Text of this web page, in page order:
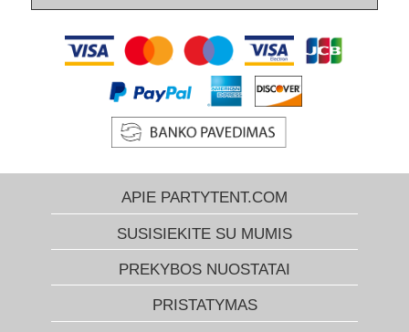
APIE PARTYTENT.COM
SUSISIEKITE SU MUMIS
PREKYBOS NUOSTATAI
PRISTATYMAS